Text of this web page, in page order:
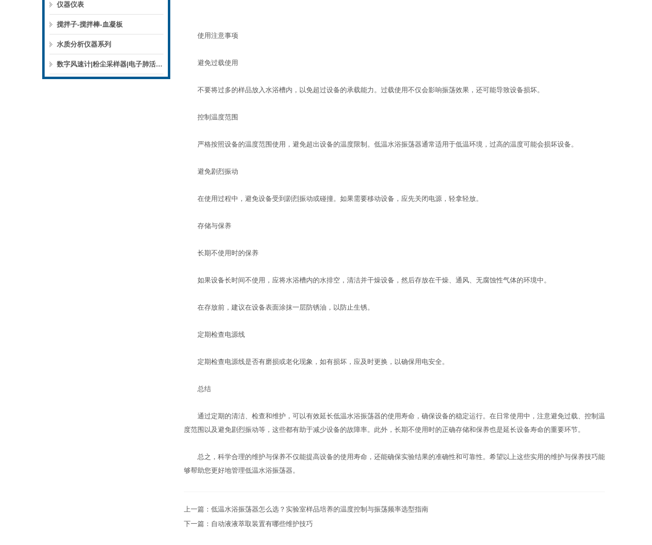
仪器仪表
搅拌子-搅拌棒-血凝板
水质分析仪器系列
数字风速计|粉尘采样器|电子肺活量计
使用注意事项
避免过载使用
不要将过多的样品放入水浴槽内，以免超过设备的承载能力。过载使用不仅会影响振荡效果，还可能导致设备损坏。
控制温度范围
严格按照设备的温度范围使用，避免超出设备的温度限制。低温水浴振荡器通常适用于低温环境，过高的温度可能会损坏设备。
避免剧烈振动
在使用过程中，避免设备受到剧烈振动或碰撞。如果需要移动设备，应先关闭电源，轻拿轻放。
存储与保养
长期不使用时的保养
如果设备长时间不使用，应将水浴槽内的水排空，清洁并干燥设备，然后存放在干燥、通风、无腐蚀性气体的环境中。
在存放前，建议在设备表面涂抹一层防锈油，以防止生锈。
定期检查电源线
定期检查电源线是否有磨损或老化现象，如有损坏，应及时更换，以确保用电安全。
总结
通过定期的清洁、检查和维护，可以有效延长低温水浴振荡器的使用寿命，确保设备的稳定运行。在日常使用中，注意避免过载、控制温
度范围以及避免剧烈振动等，这些都有助于减少设备的故障率。此外，长期不使用时的正确存储和保养也是延长设备寿命的重要环节。
总之，科学合理的维护与保养不仅能提高设备的使用寿命，还能确保实验结果的准确性和可靠性。希望以上这些实用的维护与保养技巧能
够帮助您更好地管理低温水浴振荡器。
上一篇： 低温水浴振荡器怎么选？实验室样品培养的温度控制与振荡频率选型指南
下一篇： 自动液液萃取装置有哪些维护技巧